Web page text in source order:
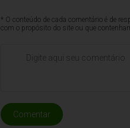
* O conteúdo de cada comentário é de
com o propósito do site ou que
Comentar